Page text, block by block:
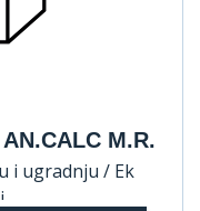
M.R.
i ugradnju / Ek